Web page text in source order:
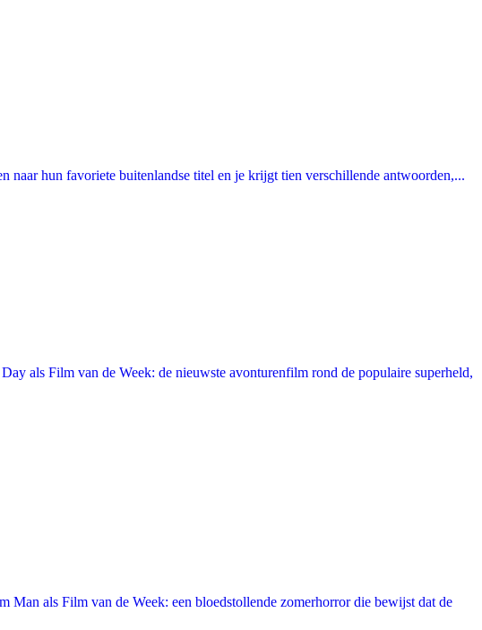
hun favoriete buitenlandse titel en je krijgt tien verschillende antwoorden,...
als Film van de Week: de nieuwste avonturenfilm rond de populaire superheld,
als Film van de Week: een bloedstollende zomerhorror die bewijst dat de